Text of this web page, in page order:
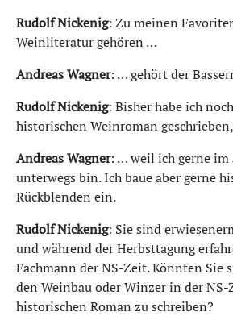
Rudolf Nickenig: Zu meinen
Weinliteratur gehören …
Andreas Wagner: … gehört der
Rudolf Nickenig: Bisher habe ich
historischen Weinroman
Andreas Wagner: … weil ich gerne im
unterwegs bin. Ich baue aber gerne
Rückblenden ein.
Rudolf Nickenig: Sie sind
und während der Herbsttagung
Fachmann der NS-Zeit. Könnten Sie
den Weinbau oder Winzer in der
historischen Roman zu schreiben?